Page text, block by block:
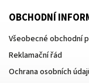
OBCHODNÍ
Všeobecné obchodní
Reklamační řád
Ochrana osobních